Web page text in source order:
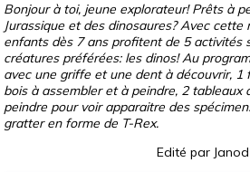
Bonjour à toi, jeune explorateur! Prêts à
Jurassique et des dinosaures? Avec
enfants dès 7 ans profitent de 5 activités
créatures préférées: les dinos! Au
avec une griffe et une dent à découvrir, 1
bois à assembler et à peindre, 2 tableaux
peindre pour voir apparaitre des
gratter en forme de T-Rex.
Edité par Janod